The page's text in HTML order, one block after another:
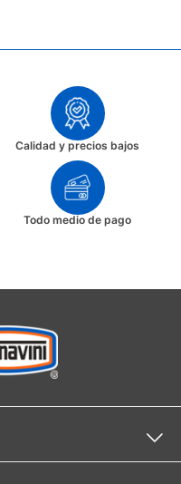
Calidad y precios bajos
Todo medio de pago